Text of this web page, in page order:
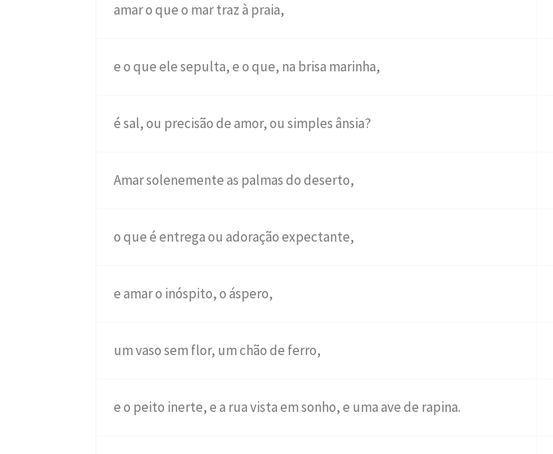
amar o que o mar traz à praia,
e o que ele sepulta, e o que, na brisa marinha,
é sal, ou precisão de amor, ou simples ânsia?
Amar solenemente as palmas do deserto,
o que é entrega ou adoração expectante,
e amar o inóspito, o áspero,
um vaso sem flor, um chão de ferro,
e o peito inerte, e a rua vista em sonho, e uma ave de rapina.